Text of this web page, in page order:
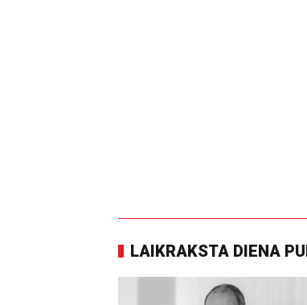
LAIKRAKSTA DIENA